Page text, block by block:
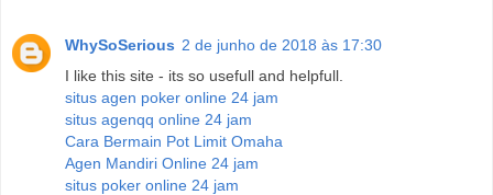
WhySoSerious 2 de junho de 2018 às 17:30
I like this site - its so usefull and helpfull.
situs agen poker online 24 jam
situs agenqq online 24 jam
Cara Bermain Pot Limit Omaha
Agen Mandiri Online 24 jam
situs poker online 24 jam